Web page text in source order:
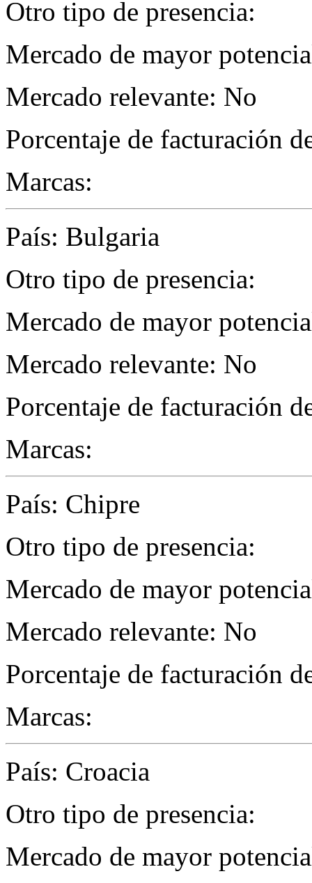
Otro tipo de presencia:
Mercado de mayor
Mercado relevante: No
Porcentaje de facturación
Marcas:
País: Bulgaria
Otro tipo de presencia:
Mercado de mayor
Mercado relevante: No
Porcentaje de facturación
Marcas:
País: Chipre
Otro tipo de presencia:
Mercado de mayor
Mercado relevante: No
Porcentaje de facturación
Marcas:
País: Croacia
Otro tipo de presencia:
Mercado de mayor